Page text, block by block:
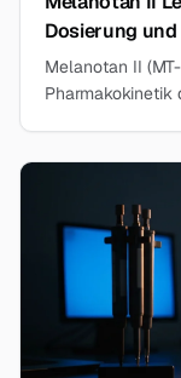
Dosierung
Melanotan II